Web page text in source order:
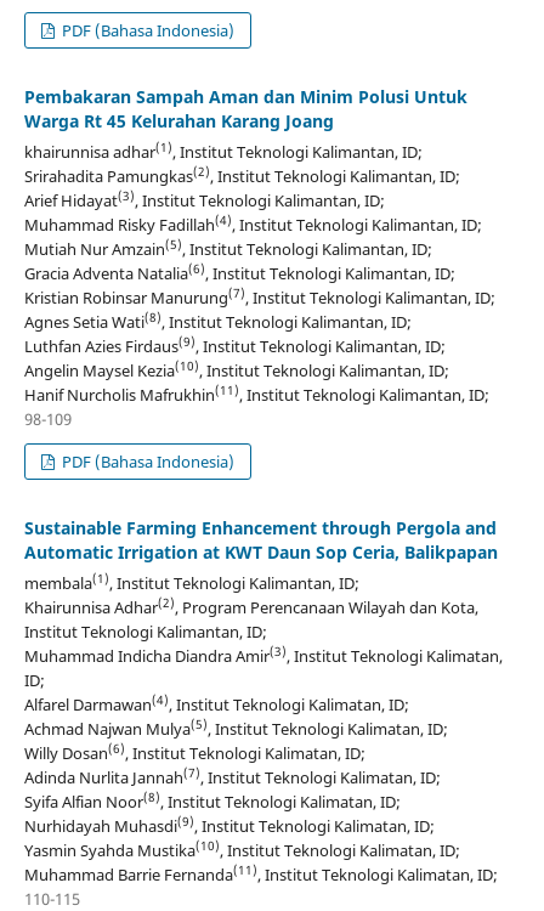
PDF (Bahasa Indonesia)
Pembakaran Sampah Aman dan Minim Polusi Untuk
Warga Rt 45 Kelurahan Karang Joang
khairunnisa adhar(1), Institut Teknologi Kalimantan, ID;
Srirahadita Pamungkas(2), Institut Teknologi Kalimantan, ID;
Arief Hidayat(3), Institut Teknologi Kalimantan, ID;
Muhammad Risky Fadillah(4), Institut Teknologi Kalimantan, ID;
Mutiah Nur Amzain(5), Institut Teknologi Kalimantan, ID;
Gracia Adventa Natalia(6), Institut Teknologi Kalimantan, ID;
Kristian Robinsar Manurung(7), Institut Teknologi Kalimantan, ID;
Agnes Setia Wati(8), Institut Teknologi Kalimantan, ID;
Luthfan Azies Firdaus(9), Institut Teknologi Kalimantan, ID;
Angelin Maysel Kezia(10), Institut Teknologi Kalimantan, ID;
Hanif Nurcholis Mafrukhin(11), Institut Teknologi Kalimantan, ID;
98-109
PDF (Bahasa Indonesia)
Sustainable Farming Enhancement through Pergola and
Automatic Irrigation at KWT Daun Sop Ceria, Balikpapan
membala(1), Institut Teknologi Kalimantan, ID;
Khairunnisa Adhar(2), Program Perencanaan Wilayah dan Kota,
Institut Teknologi Kalimantan, ID;
Muhammad Indicha Diandra Amir(3), Institut Teknologi Kalimatan,
ID;
Alfarel Darmawan(4), Institut Teknologi Kalimatan, ID;
Achmad Najwan Mulya(5), Institut Teknologi Kalimatan, ID;
Willy Dosan(6), Institut Teknologi Kalimatan, ID;
Adinda Nurlita Jannah(7), Institut Teknologi Kalimatan, ID;
Syifa Alfian Noor(8), Institut Teknologi Kalimatan, ID;
Nurhidayah Muhasdi(9), Institut Teknologi Kalimatan, ID;
Yasmin Syahda Mustika(10), Institut Teknologi Kalimatan, ID;
Muhammad Barrie Fernanda(11), Institut Teknologi Kalimatan, ID;
110-115